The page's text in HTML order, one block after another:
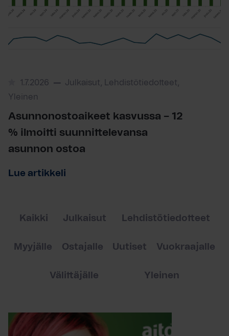
1.7.2026
Julkaisut, Lehdistötiedotteet,
Yleinen
Asunnonostoaikeet kasvussa – 12
% ilmoitti suunnittelevansa
asunnon ostoa
Lue artikkeli
Kaikki Julkaisut Lehdistötiedotteet
Myyjälle Ostajalle Uutiset Vuokraajalle
Välittäjälle Yleinen